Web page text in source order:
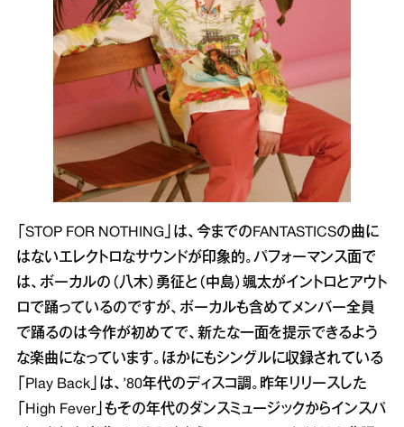
「STOP FOR NOTHING」は、今までのFANTASTICSの曲に
はないエレクトロなサウンドが印象的。パフォーマンス面で
は、ボーカルの（八木）勇征と（中島）颯太がイントロとアウト
ロで踊っているのですが、ボーカルも含めてメンバー全員
で踊るのは今作が初めてで、新たな一面を提示できるよう
な楽曲になっています。ほかにもシングルに収録されている
「Play Back」は、’80年代のディスコ調。昨年リリースした
「High Fever」もその年代のダンスミュージックからインスパ